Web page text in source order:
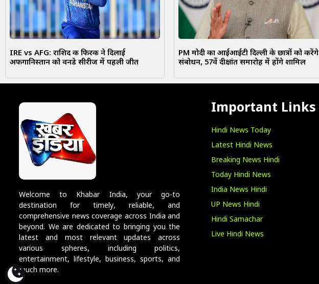
IRE vs AFG: राशिद की फिरकी ने दिलाई
अफगानिस्तान को वनडे सीरीज में पहली जीत
PM मोदी का आईआईटी दिल्ली के छात्रों को करेंगे
संबोधन, 57वें दीक्षांत समारोह में होंगे शामिल
Welcome to Khabar India, your go-to
destination for timely, reliable, and
comprehensive news coverage across India and
beyond. We are dedicated to bringing you the
latest and most relevant updates across
various spheres, including politics,
entertainment, lifestyle, business, sports, and
much more.
Important Links
Hindi News Today
Latest Hindi News
Breaking News Hindi
Today Hindi News
India News Hindi
UP News Hindi
Hindi Samachar
Live Hindi News